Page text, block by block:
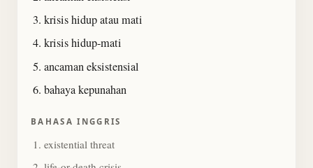
krisis hidup atau mati
krisis hidup-mati
ancaman eksistensial
bahaya kepunahan
BAHASA INGGRIS
existential threat